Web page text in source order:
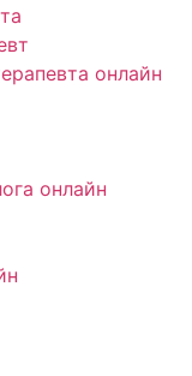
онлайн
онлайн